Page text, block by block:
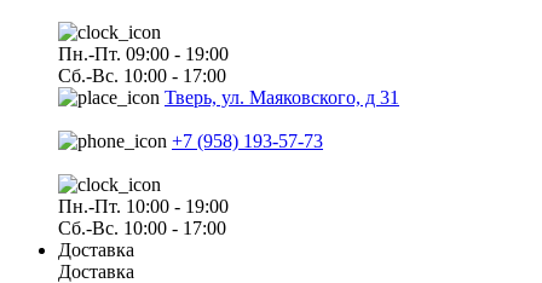
Пн.-Пт. 09:00 - 19:00
Сб.-Вс. 10:00 - 17:00
Тверь, ул. Маяковского, д 31
+7 (958) 193-57-73
Пн.-Пт. 10:00 - 19:00
Сб.-Вс. 10:00 - 17:00
Доставка
Доставка